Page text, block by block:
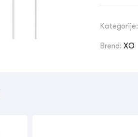
Kategorije:
Brend: XO